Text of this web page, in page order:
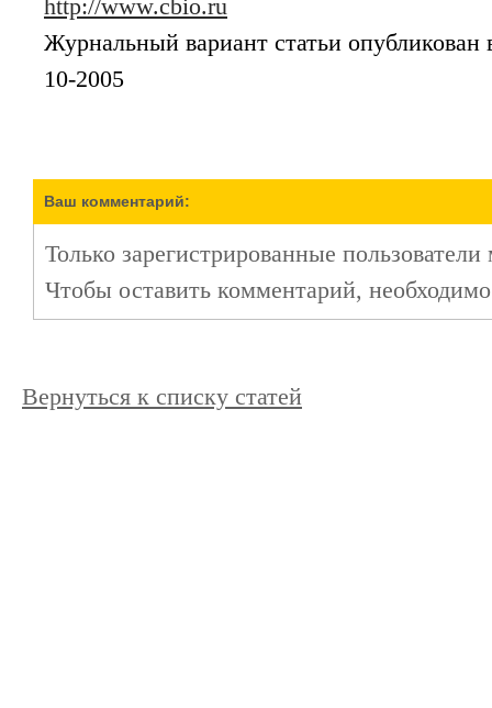
http://www.cbio.ru
Журнальный вариант статьи
10-2005
Ваш комментарий:
Только зарегистрированные
Чтобы оставить комментарий,
Вернуться к списку статей